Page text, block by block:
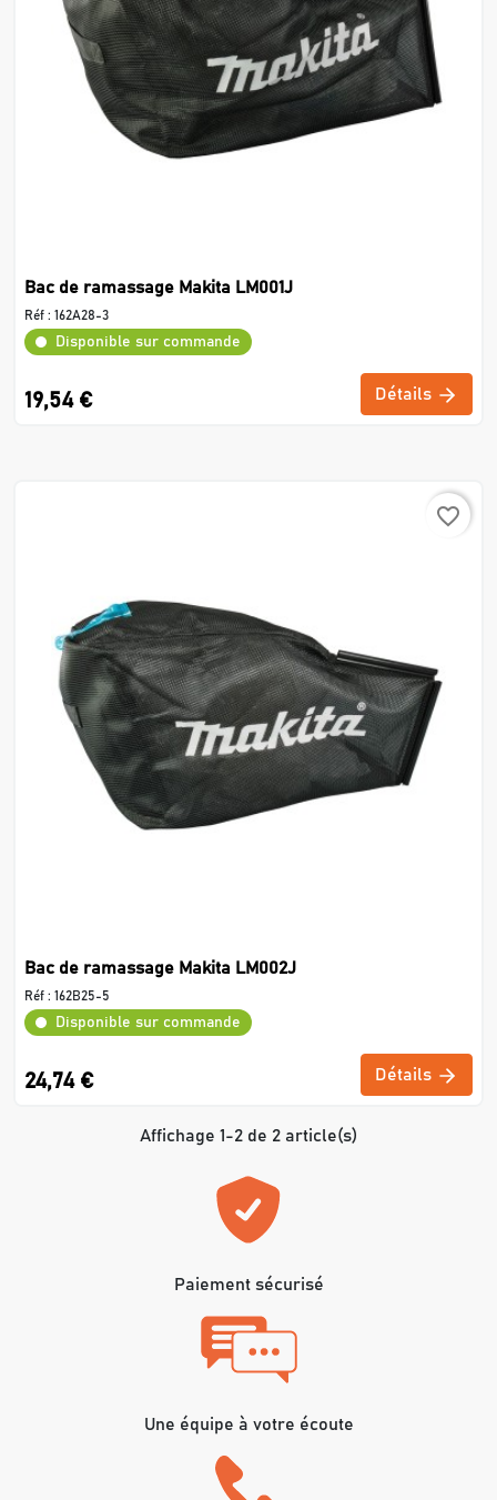
Bac de ramassage Makita LM001J
Réf : 162A28-3
Disponible sur commande
19,54 € Détails
favorite_border
Bac de ramassage Makita LM002J
Réf : 162B25-5
Disponible sur commande
24,74 € Détails
Affichage 1-2 de 2 article(s)
Paiement sécurisé
Une équipe à votre écoute